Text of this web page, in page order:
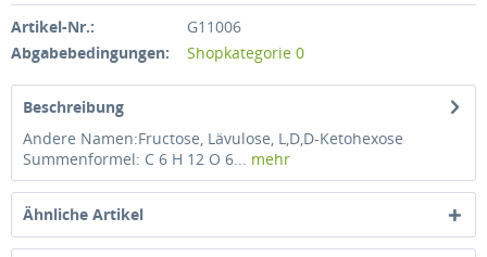
Artikel-Nr.:
G11006
Abgabebedingungen:
Shopkategorie 0
Beschreibung
Andere Namen:Fructose, Lävulose, L,D,D-Ketohexose
Summenformel: C 6 H 12 O 6... mehr
Ähnliche Artikel